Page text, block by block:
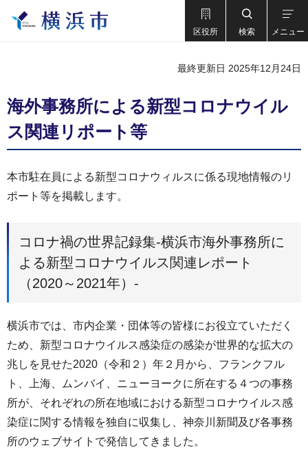
区役所 検索 メニュー
最終更新日 2025年12月24日
海外事務所による新型コロナウイル
ス関連リポート等
本市駐在員による新型コロナウィルスに係る現地情報のリ
ポート等を掲載します。
コロナ禍の世界記録集-横浜市海外事務所に
よる新型コロナウイルス関連レポート
（2020～2021年）-
横浜市では、市内企業・団体等の皆様にお役立ていただく
ため、新型コロナウイルス感染症の感染が世界的な拡大の
兆しを見せた2020（令和２）年２月から、フランクフル
ト、上海、ムンバイ、ニューヨークに所在する４つの事務
所が、それぞれの所在地域における新型コロナウイルス感
染症に関する情報を独自に収集し、神奈川新聞及び各事務
所のウェブサイトで発信してきました。